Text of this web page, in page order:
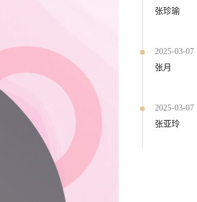
张珍瑜
2025-03-07
张月
2025-03-07
张亚玲